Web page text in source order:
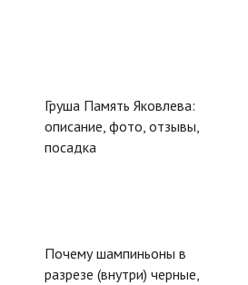
Груша Память Яковлева:
описание, фото, отзывы,
посадка
Почему шампиньоны в
разрезе (внутри) черные,